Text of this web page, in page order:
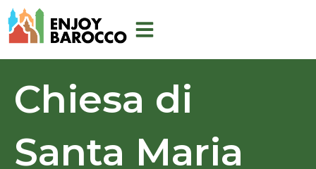
Vai
al
Chiesa di
Santa Maria